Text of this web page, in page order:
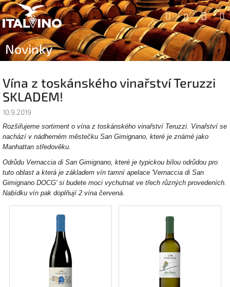
Přejít
na
obsah
Hledat
Novinky
Vína z toskánského vinařství Teruzzi
SKLADEM!
10.9.2019
Rozšiřujeme sortiment o vína z toskánského vinařství Teruzzi. Vinařství se
nachází v nádherném městečku San Gimignano, které je známé jako
Manhattan středověku.
Odrůdu Vernaccia di San Gimignano, které je typickou bílou odrůdou pro
tuto oblast a která je základem vín tamní apelace 'Vernaccia di San
Gimignano DOCG' si budete moci vychutnat ve třech různých provedeních.
Nabídku vín pak doplňují 2 vína červená.